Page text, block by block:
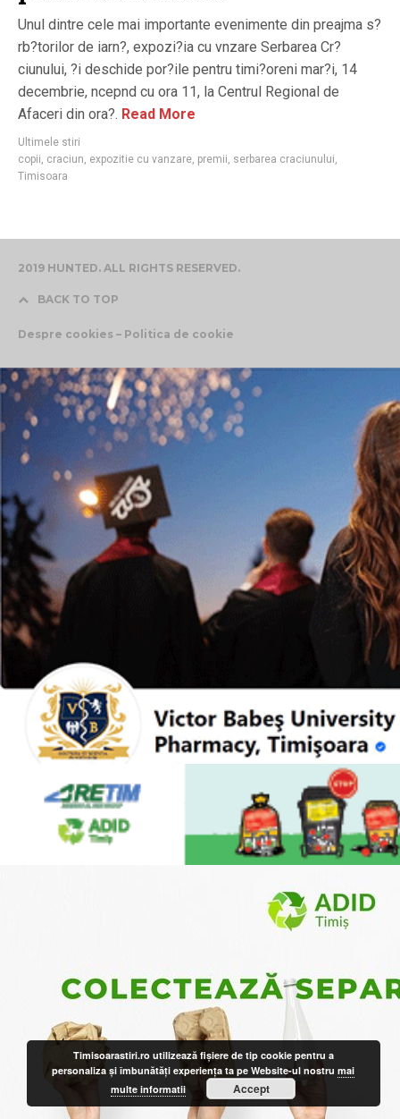
Unul dintre cele mai importante evenimente din preajma s?
rb?torilor de iarn?, expozi?ia cu vnzare Serbarea Cr?
ciunului, ?i deschide por?ile pentru timi?oreni mar?i, 14
decembrie, ncepnd cu ora 11, la Centrul Regional de
Afaceri din ora?. Read More
Ultimele stiri
copii, craciun, expozitie cu vanzare, premii, serbarea craciunului,
Timisoara
2019 HUNTED. ALL RIGHTS RESERVED.
BACK TO TOP
Despre cookies – Politica de cookie
Timisoarastiri.ro utilizează fişiere de tip cookie pentru a
personaliza și îmbunătăți experiența ta pe Website-ul nostrumai
multe informatii
Accept